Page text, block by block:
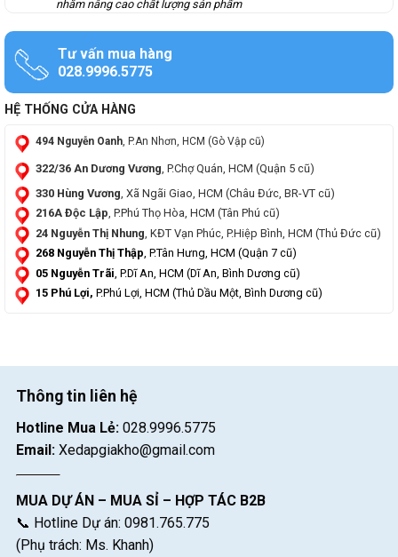
nhằm nâng cao chất lượng sản phẩm
Tư vấn mua hàng
028.9996.5775
HỆ THỐNG CỬA HÀNG
494 Nguyễn Oanh, P.An Nhơn, HCM (Gò Vập cũ)
322/36 An Dương Vương, P.Chợ Quán, HCM (Quận 5 cũ)
330 Hùng Vương , Xã Ngãi Giao, HCM (Châu Đức, BR-VT cũ)
216A Độc Lập, P.Phú Thọ Hòa, HCM (Tân Phú cũ)
24 Nguyễn Thị Nhung , KĐT Vạn Phúc, P.Hiệp Bình, HCM (Thủ Đức cũ)
268 Nguyễn Thị Thập, P.Tân Hưng, HCM (Quận 7 cũ)
05 Nguyễn Trãi , P.Dĩ An, HCM (Dĩ An, Bình Dương cũ)
15 Phú Lợi, P.Phú Lợi, HCM (Thủ Dầu Một, Bình Dương cũ)
Thông tin liên hệ
Hotline Mua Lẻ: 028.9996.5775
Email: Xedapgiakho@gmail.com
MUA DỰ ÁN – MUA SỈ – HỢP TÁC B2B
📞 Hotline Dự án: 0981.765.775
(Phụ trách: Ms. Khanh)